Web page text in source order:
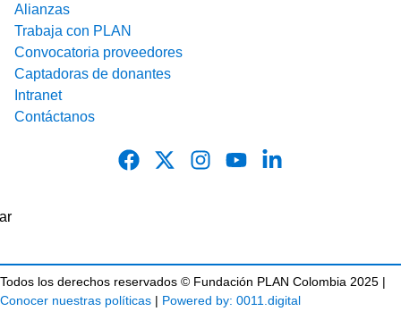
Alianzas
Trabaja con PLAN
Convocatoria proveedores
Captadoras de donantes
Intranet
Contáctanos
Todos los derechos reservados © Fundación PLAN Colombia 2025 |
Conocer nuestras políticas | Powered by: 0011.digital